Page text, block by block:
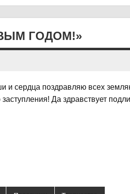
ГОДОМ!»
и сердца поздравляю всех
Да здравствует